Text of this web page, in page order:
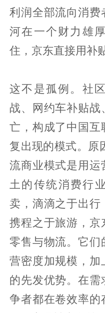
利润全部流向消费
河在一个财力雄
住，京东直接用补
这不是孤例。社
战、网约车补贴
亡，构成了中国互
复出现的模式。原
流商业模式是用运
土的传统消费行
卖，滴滴之于出行
携程之于旅游，京
零售与物流。它
营密度加规模，加
的先发优势。在
争者都在卷效率的